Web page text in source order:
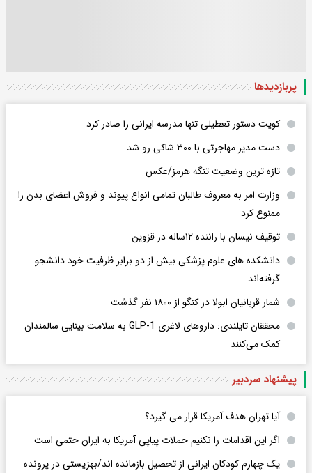
پربازدید‌ها
کویت دستور تعطیلی تنها مدرسه ایرانی را صادر کرد
دست مدیر مهاجرتی با ۳۰۰ شاکی رو شد
تازه ترین وضعیت تنگه هرمز/عکس
وزارت امر به معروف طالبان تمامی انواع پیوند و فروش اعضای بدن را
ممنوع کرد
توقیف نیسان با راننده ۱۲ساله در قزوین
دانشکده های علوم پزشکی بیش از دو برابر ظرفیت خود دانشجو
گرفته‌اند
شمار قربانیان ابولا در کنگو از ۱۸۰۰ نفر گذشت
محققان تایلندی: داروهای لاغری GLP-1 به سلامت بینایی سالمندان
کمک می‌کنند
پیشنهاد سردبیر
آیا تهران هدف آمریکا قرار می گیرد؟
اگر این اقدامات را نکنیم حملات پیاپی آمریکا به ایران حتمی است
یک چهارم کودکان ایرانی از تحصیل بازمانده اند/بهزیستی در پرونده